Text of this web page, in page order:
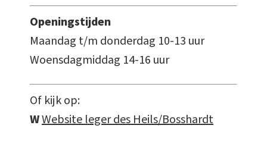
Openingstijden
Maandag t/m donderdag 10-13 uur
Woensdagmiddag 14-16 uur
Of kijk op:
WWebsite leger des Heils/Bosshardt